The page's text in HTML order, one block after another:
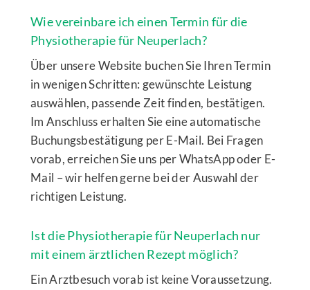
Wie vereinbare ich einen Termin für die
Physiotherapie für Neuperlach?
Über unsere Website buchen Sie Ihren Termin
in wenigen Schritten: gewünschte Leistung
auswählen, passende Zeit finden, bestätigen.
Im Anschluss erhalten Sie eine automatische
Buchungsbestätigung per E-Mail. Bei Fragen
vorab, erreichen Sie uns per WhatsApp oder E-
Mail – wir helfen gerne bei der Auswahl der
richtigen Leistung.
Ist die Physiotherapie für Neuperlach nur
mit einem ärztlichen Rezept möglich?
Ein Arztbesuch vorab ist keine Voraussetzung.